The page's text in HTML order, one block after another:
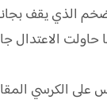
الذي يقف
حاولت
الكرسي